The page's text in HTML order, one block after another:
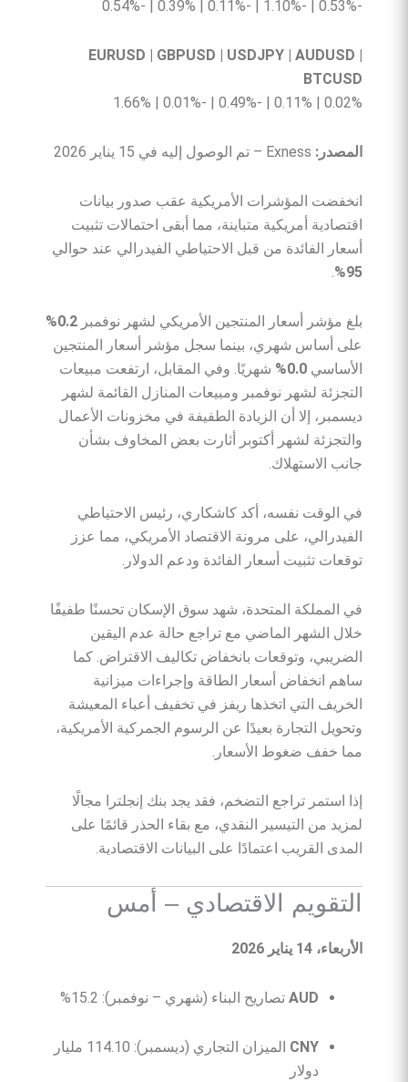
-0.53% | -1.10% | -0.11% | 0.39% | -0.54%
EURUSD | GBPUSD | USDJPY | AUDUSD |
BTCUSD
0.02% | 0.11% | -0.49% | -0.01% | 1.66%
المصدر:
انخفضت المؤشرات الأمريكية عقب صدور بيانات
اقتصادية أمريكية متباينة، مما أبقى احتمالات تثبيت
أسعار الفائدة من قبل الاحتياطي الفيدرالي عند حوالي
95%
.
بلغ مؤشر أسعار المنتجين الأمريكي لشهر نوفمبر 0.2%
على أساس شهري، بينما سجل مؤشر أسعار المنتجين
الأساسي 0.0%
شهريًا. وفي المقابل، ارتفعت مبيعات
التجزئة لشهر نوفمبر ومبيعات المنازل القائمة لشهر
ديسمبر، إلا أن الزيادة الطفيفة في مخزونات الأعمال
والتجزئة لشهر أكتوبر أثارت بعض المخاوف بشأن
جانب الاستهلاك.
في الوقت نفسه، أكد كاشكاري، رئيس الاحتياطي
الفيدرالي، على مرونة الاقتصاد الأمريكي، مما عزز
توقعات تثبيت أسعار الفائدة ودعم الدولار.
في المملكة المتحدة، شهد سوق الإسكان تحسنًا طفيفًا
خلال الشهر الماضي مع تراجع حالة عدم اليقين
الضريبي، وتوقعات بانخفاض تكاليف الاقتراض. كما
ساهم انخفاض أسعار الطاقة وإجراءات ميزانية
الخريف التي اتخذها ريفز في تخفيف أعباء المعيشة
وتحويل التجارة بعيدًا عن الرسوم الجمركية الأمريكية،
مما خفف ضغوط الأسعار.
إذا استمر تراجع التضخم، فقد يجد بنك إنجلترا مجالًا
لمزيد من التيسير النقدي، مع بقاء الحذر قائمًا على
المدى القريب اعتمادًا على البيانات الاقتصادية.
التقويم الاقتصادي – أمس
الأربعاء، 14 يناير 2026
AUDتصاريح البناء (شهري – نوفمبر): 15.2%
CNY
الميزان التجاري (ديسمبر): 114.10 مليار
دولار